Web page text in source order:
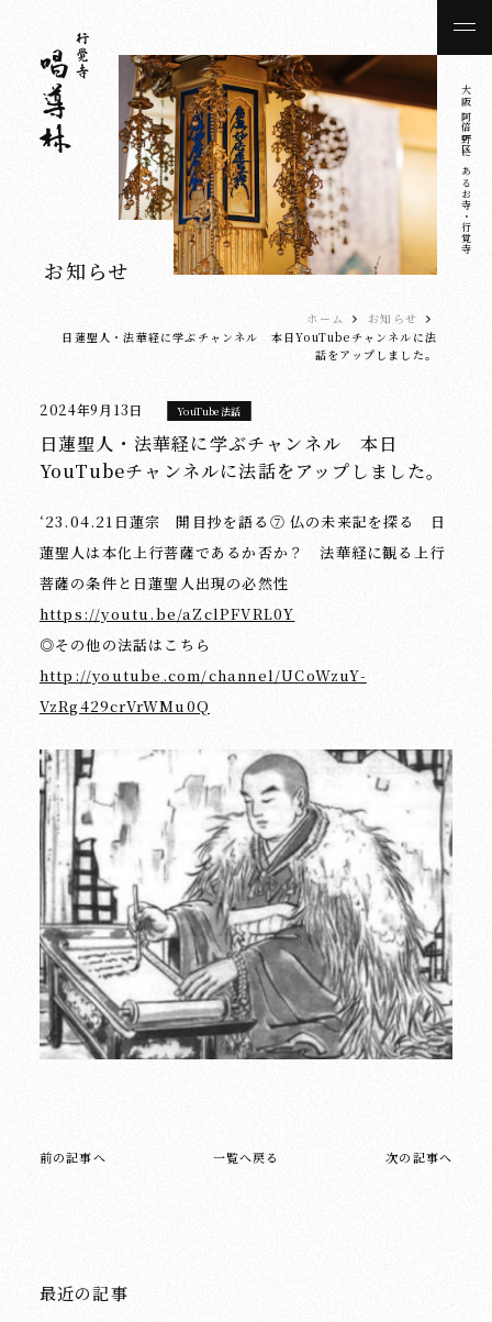
お知らせ
大阪 阿倍野区にあるお寺・行覚寺
ホーム
お知らせ
日蓮聖人・法華経に学ぶチャンネル 本日YouTubeチャンネルに法
話をアップしました。
2024年9月13日 YouTube法話
日蓮聖人・法華経に学ぶチャンネル 本日
YouTubeチャンネルに法話をアップしました。
‘23.04.21日蓮宗 開目抄を語る⑦ 仏の未来記を探る 日
蓮聖人は本化上行菩薩であるか否か？ 法華経に観る上行
菩薩の条件と日蓮聖人出現の必然性
https://youtu.be/aZclPFVRL0Y
◎その他の法話はこちら
http://youtube.com/channel/UCoWzuY-
VzRg429crVrWMu0Q
前の記事へ 一覧へ戻る 次の記事へ
最近の記事